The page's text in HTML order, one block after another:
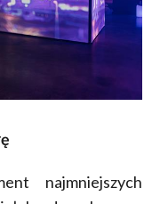
najmniejszych